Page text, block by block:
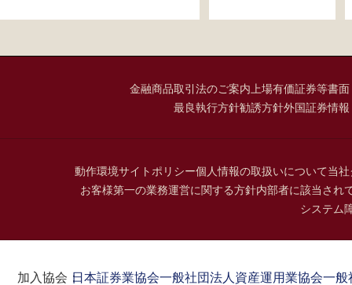
金融商品取引法のご案内 上場有価証券等書
最良執行方針勧誘方針外国証券情
動作環境サイトポリシー個人情報の取扱いについて当
お客様第一の業務運営に関する方針内部者に該当され
システム
加入協会：日本証券業協会一般社団法人資産運用業協会一般